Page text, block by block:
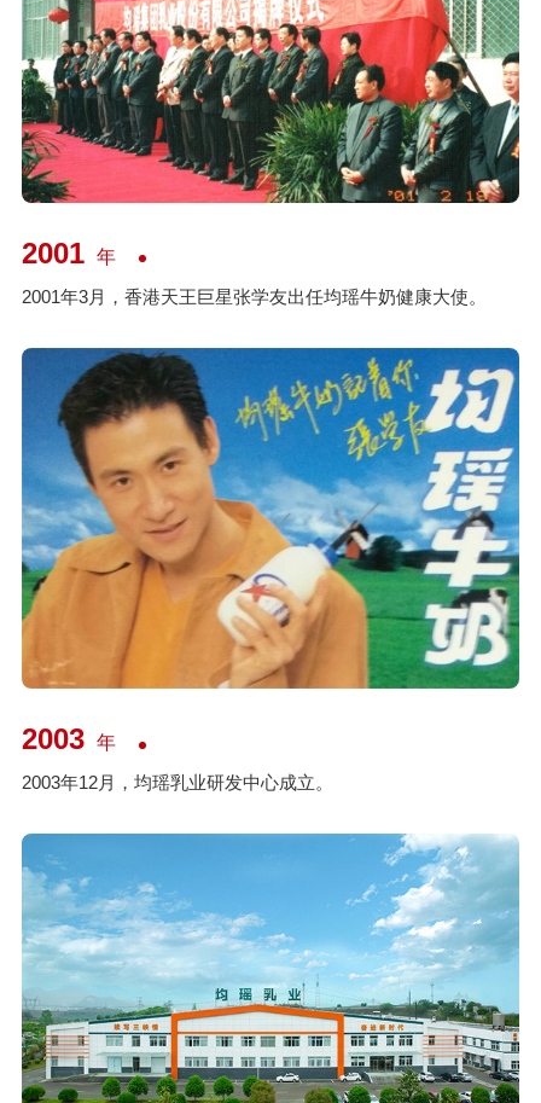
2001 年
2001年3月，香港天王巨星张学友出任均瑶牛奶健康大使。
2003 年
2003年12月，均瑶乳业研发中心成立。